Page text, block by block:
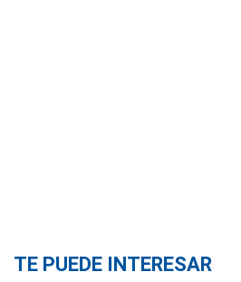
TE PUEDE INTERESAR